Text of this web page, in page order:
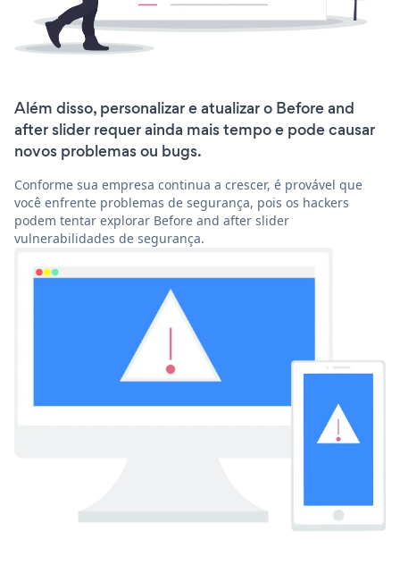
Além disso, personalizar e atualizar o Before and
after slider requer ainda mais tempo e pode causar
novos problemas ou bugs.
Conforme sua empresa continua a crescer, é provável que
você enfrente problemas de segurança, pois os hackers
podem tentar explorar Before and after slider
vulnerabilidades de segurança.